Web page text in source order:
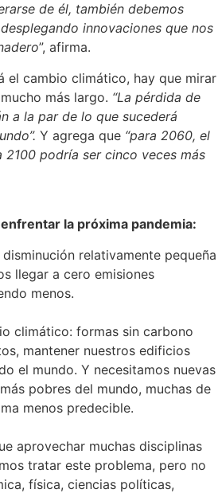
de él, también debemos
innovaciones que nos
”, afirma.
el cambio climático, hay que mirar
más largo. “La pérdida de
a la par de lo que sucederá
Y agrega que “para 2060, el
podría ser cinco veces más
la próxima pandemia:
disminución relativamente pequeña
llegar a cero emisiones
menos.
climático: formas sin carbono
mantener nuestros edificios
el mundo. Y necesitamos nuevas
pobres del mundo, muchas de
menos predecible.
aprovechar muchas disciplinas
tratar este problema, pero no
física, ciencias políticas,